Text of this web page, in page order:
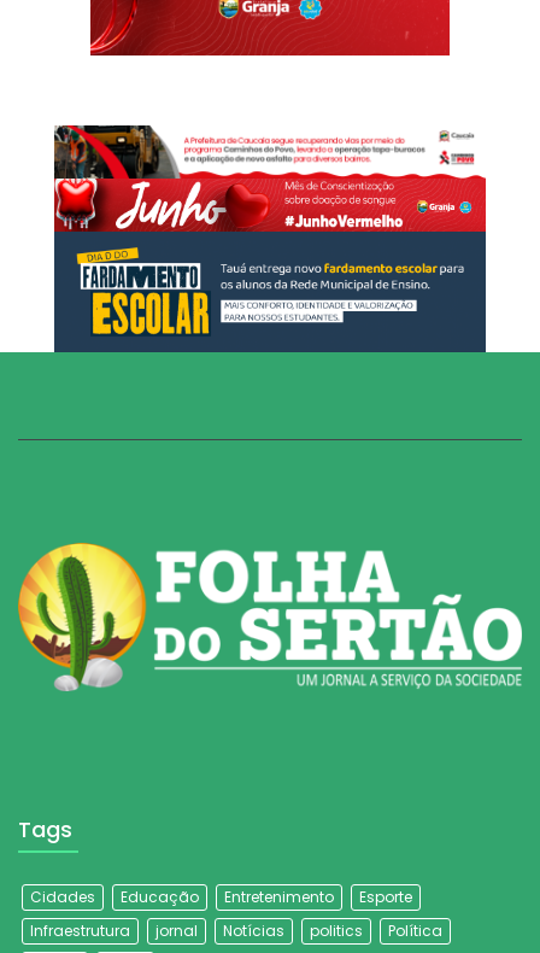
Tags
Cidades Educação Entretenimento
Esporte
Infraestrutura
jornal Notícias politics Política